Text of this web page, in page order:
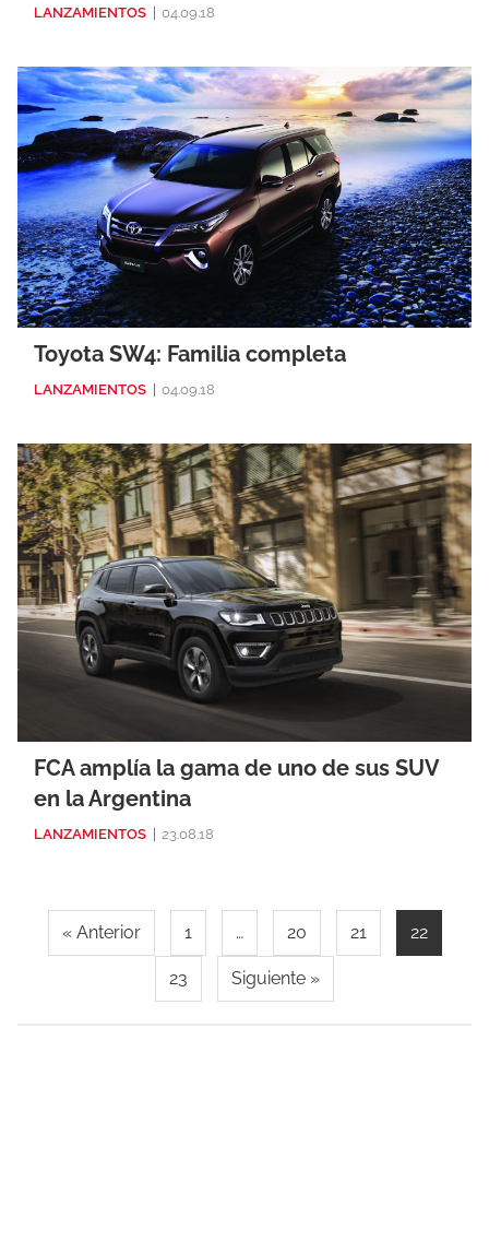
LANZAMIENTOS | 04.09.18
Toyota SW4: Familia completa
LANZAMIENTOS | 04.09.18
FCA amplía la gama de uno de sus SUV
en la Argentina
LANZAMIENTOS 23.08.18
« Anterior 1 … 20 21 22
23 Siguiente »